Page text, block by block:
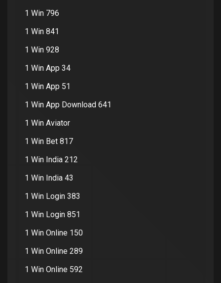
1 Win 796
1 Win 841
1 Win 928
1 Win App 34
1 Win App 51
1 Win App Download 641
1 Win Aviator
1 Win Bet 817
1 Win India 212
1 Win India 43
1 Win Login 383
1 Win Login 851
1 Win Online 150
1 Win Online 289
1 Win Online 592